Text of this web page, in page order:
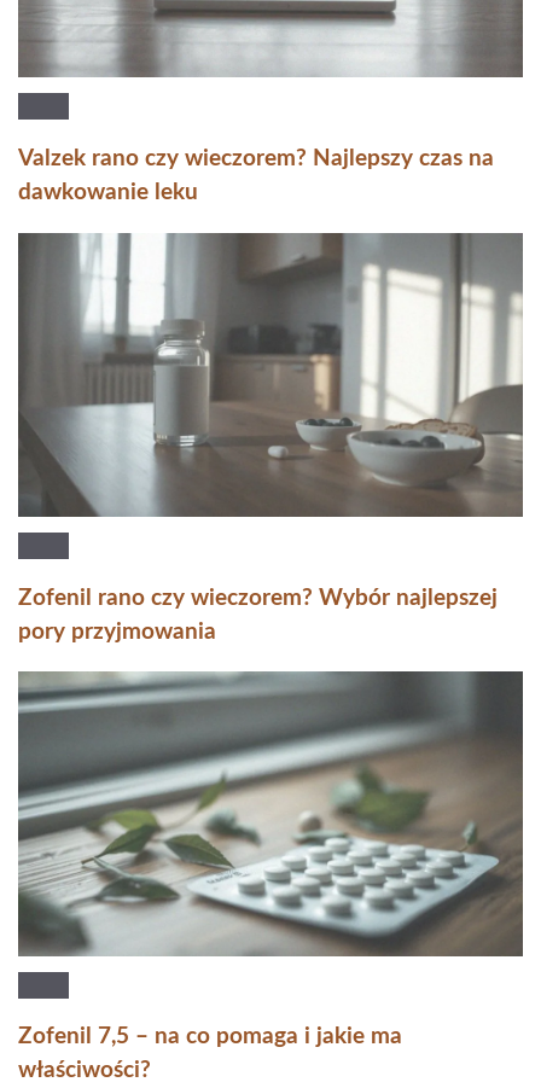
Valzek rano czy wieczorem? Najlepszy czas na
dawkowanie leku
Zofenil rano czy wieczorem? Wybór najlepszej
pory przyjmowania
Zofenil 7,5 – na co pomaga i jakie ma
właściwości?